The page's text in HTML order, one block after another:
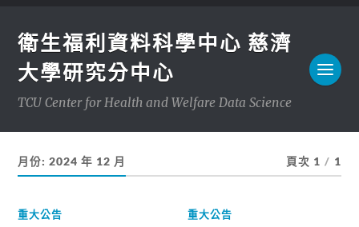
衛生福利資料科學中心 慈濟
大學研究分中心
TCU Center for Health and Welfare Data Science
月份:2024 年 12 月 頁次 1 / 1
重大公告 重大公告